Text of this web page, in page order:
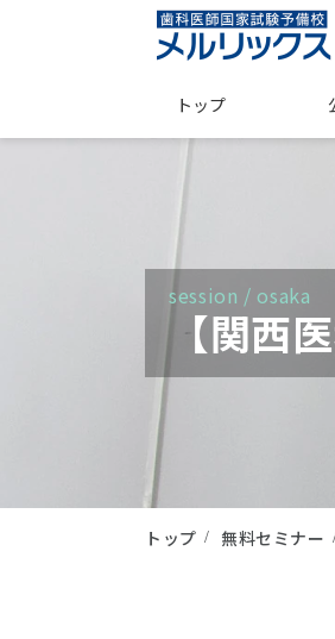
トップ
session / osaka
【関西
トップ 無料セミナー